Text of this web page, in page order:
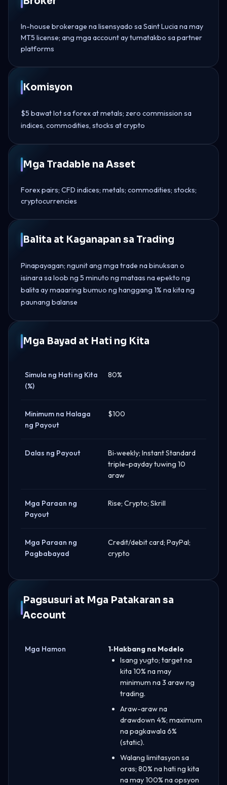
In-house brokerage na lisensyado sa Saint Lucia na may
MT5 license; ang mga account ay tumatakbo sa partner
platforms
Komisyon
$5 bawat lot sa forex at metals; zero commission sa
indices, commodities, stocks at crypto
Mga Tradable na Asset
Forex pairs; CFD indices; metals; commodities; stocks;
cryptocurrencies
Balita at Kaganapan sa Trading
Pinapayagan; ngunit ang mga trade na binuksan o
isinara sa loob ng 5 minuto ng mataas na epekto ng
balita ay maaaring bumuo ng hanggang 1% na kita ng
paunang balanse
Mga Bayad at Hati ng Kita
Simula ng Hati ng Kita
(%)
80%
Minimum na Halaga
ng Payout
$100
Dalas ng Payout
Bi‑weekly; Instant Standard
triple-payday tuwing 10
araw
Mga Paraan ng
Payout
Rise; Crypto; Skrill
Mga Paraan ng
Pagbabayad
Credit/debit card; PayPal;
crypto
Pagsusuri at Mga Patakaran sa
Account
Mga Hamon
1‑Hakbang na Modelo
Isang yugto; target na
kita 10% na may
minimum na 3 araw ng
trading.
Araw-araw na
drawdown 4%; maximum
na pagkawala 6%
(static).
Walang limitasyon sa
oras; 80% na hati ng kita
na may 100% na opsyon